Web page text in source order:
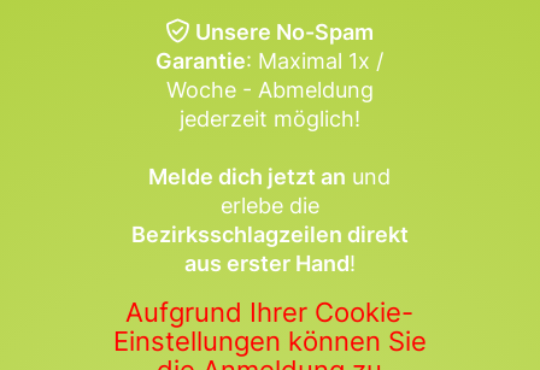
Unsere No-Spam
Garantie: Maximal 1x /
Woche - Abmeldung
jederzeit möglich!
Melde dich jetzt an und
erlebe die
Bezirksschlagzeilen direkt
aus erster Hand!
Aufgrund Ihrer Cookie-
Einstellungen können Sie